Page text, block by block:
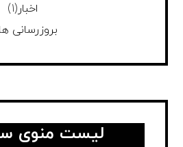
اخبار(1)
بروزرسانی ها
لیست منوی